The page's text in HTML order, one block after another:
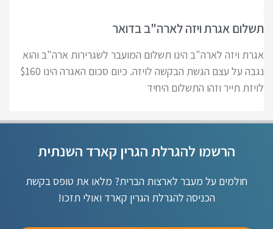
תשלום אגרת ויזה לארה"ב בדואר
אגרת ויזה לארה"ב הינו תשלום המועבר לשגרירות ארה"ב והוא
נגבה על עצם הגשת הבקשה לויזה. כיום סכום האגרה הינו $160
לויזת תייר וזהו התשלום היחיד
הרשמו להגרלת הגרין קארד השנתית
חולמים על מעבר לארצות הברית? מלאו את טופס בקשת
הכניסה להגרלת הגרין קארד ואולי תזכו!